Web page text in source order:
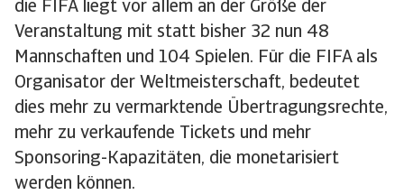
die FIFA liegt vor allem an der Größe der
Veranstaltung mit statt bisher 32 nun 48
Mannschaften und 104 Spielen. Für die FIFA als
Organisator der Weltmeisterschaft, bedeutet
dies mehr zu vermarktende Übertragungsrechte,
mehr zu verkaufende Tickets und mehr
Sponsoring-Kapazitäten, die monetarisiert
werden können.